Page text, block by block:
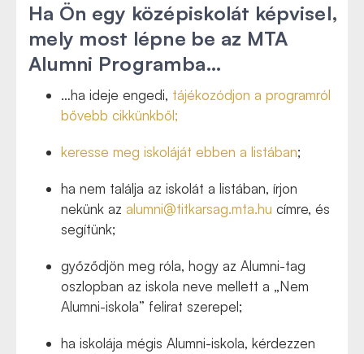
Ha Ön egy középiskolát képvisel,
mely most lépne be az MTA
Alumni Programba…
…ha ideje engedi, tájékozódjon a programról
bővebb cikkünkből;
keresse meg iskoláját ebben a listában;
ha nem találja az iskolát a listában, írjon
nekünk az alumni@titkarsag.mta.hu címre, és
segítünk;
győződjön meg róla, hogy az Alumni-tag
oszlopban az iskola neve mellett a „Nem
Alumni-iskola” felirat szerepel;
ha iskolája mégis Alumni-iskola, kérdezzen